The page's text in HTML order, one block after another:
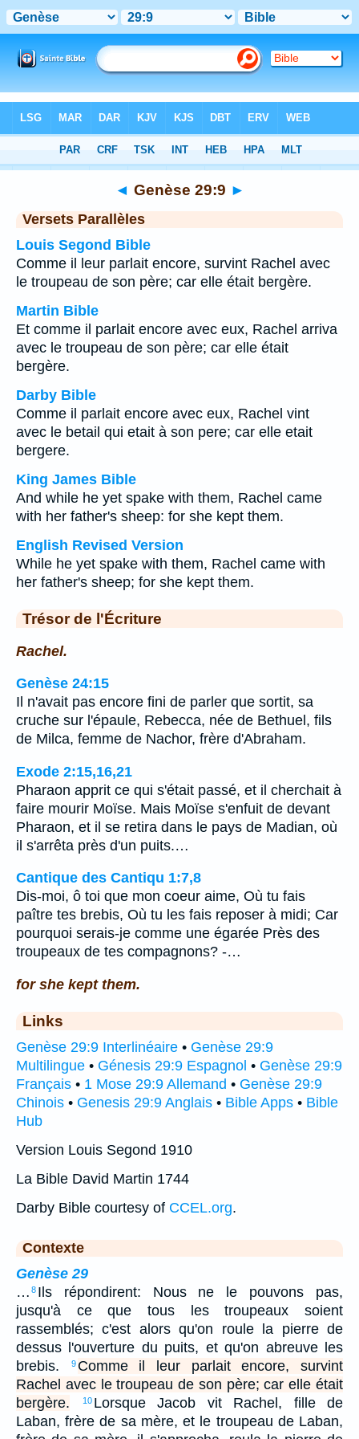
Chapitre 29 > Verset 9
◄ Genèse 29:9 ►
Versets Parallèles
Louis Segond Bible
Comme il leur parlait encore, survint Rachel avec
le troupeau de son père; car elle était bergère.
Martin Bible
Et comme il parlait encore avec eux, Rachel arriva
avec le troupeau de son père; car elle était
bergère.
Darby Bible
Comme il parlait encore avec eux, Rachel vint
avec le betail qui etait à son pere; car elle etait
bergere.
King James Bible
And while he yet spake with them, Rachel came
with her father's sheep: for she kept them.
English Revised Version
While he yet spake with them, Rachel came with
her father's sheep; for she kept them.
Trésor de l'Écriture
Rachel.
Genèse 24:15
Il n'avait pas encore fini de parler que sortit, sa
cruche sur l'épaule, Rebecca, née de Bethuel, fils
de Milca, femme de Nachor, frère d'Abraham.
Exode 2:15,16,21
Pharaon apprit ce qui s'était passé, et il cherchait à
faire mourir Moïse. Mais Moïse s'enfuit de devant
Pharaon, et il se retira dans le pays de Madian, où
il s'arrêta près d'un puits.…
Cantique des Cantiqu 1:7,8
Dis-moi, ô toi que mon coeur aime, Où tu fais
paître tes brebis, Où tu les fais reposer à midi; Car
pourquoi serais-je comme une égarée Près des
troupeaux de tes compagnons? -…
for she kept them.
Links
Genèse 29:9 Interlinéaire • Genèse 29:9
Multilingue • Génesis 29:9 Espagnol • Genèse 29:9
Français • 1 Mose 29:9 Allemand • Genèse 29:9
Chinois • Genesis 29:9 Anglais • Bible Apps • Bible
Hub
Version Louis Segond 1910
La Bible David Martin 1744
Darby Bible courtesy of CCEL.org.
Contexte
Genèse 29
… 8 Ils répondirent: Nous ne le pouvons pas,
jusqu'à ce que tous les troupeaux soient
rassemblés; c'est alors qu'on roule la pierre de
dessus l'ouverture du puits, et qu'on abreuve les
brebis.
9 Comme il leur parlait encore, survint
Rachel avec le troupeau de son père; car elle était
bergère.
10 Lorsque Jacob vit Rachel, fille de
Laban, frère de sa mère, et le troupeau de Laban,